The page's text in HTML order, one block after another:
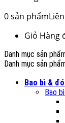
0sản phẩm
Giỏ Hàng
Danh mục sản
Danh mục sản
Bao bì &
Bao